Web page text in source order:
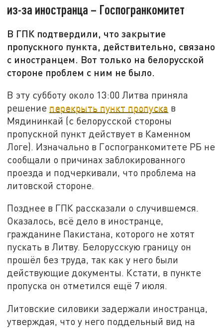
из-за иностранца – Госпогранкомитет
В ГПК подтвердили, что закрытие
пропускного пункта, действительно, связано
с иностранцем. Вот только на белорусской
стороне проблем с ним не было.
В эту субботу около 13:00 Литва приняла
решение перекрыть пункт пропуска в
Мядининкай (с белорусской стороны
пропускной пункт действует в Каменном
Логе). Изначально в Госпогранкомитете РБ не
сообщали о причинах заблокированного
проезда и подчеркивали, что проблема на
литовской стороне.
Позднее в ГПК рассказали о случившемся.
Оказалось, всё дело в иностранце,
гражданине Пакистана, которого не хотят
пускать в Литву. Белорусскую границу он
прошёл без труда, так как у него были
действующие документы. Кстати, в пункте
пропуска он отметился ещё 7 июля.
Литовские силовики задержали иностранца,
утверждая, что у него поддельный вид на